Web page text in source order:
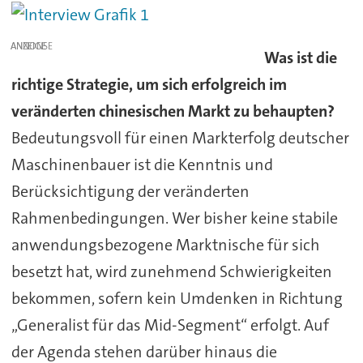
ANZEIGE
Was ist die
richtige Strategie, um sich erfolgreich im
veränderten chinesischen Markt zu behaupten?
Bedeutungsvoll für einen Markterfolg deutscher
Maschinenbauer ist die Kenntnis und
Berücksichtigung der veränderten
Rahmenbedingungen. Wer bisher keine stabile
anwendungsbezogene Marktnische für sich
besetzt hat, wird zunehmend Schwierigkeiten
bekommen, sofern kein Umdenken in Richtung
„Generalist für das Mid-Segment“ erfolgt. Auf
der Agenda stehen darüber hinaus die